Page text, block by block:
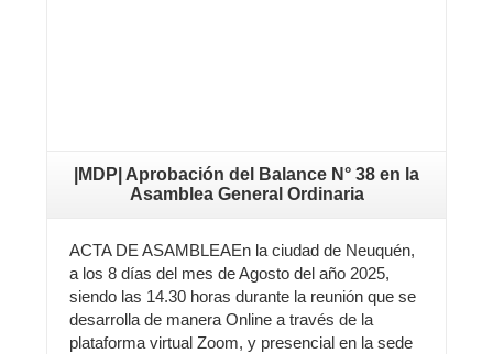
|MDP| Aprobación del Balance N° 38 en la
Asamblea General Ordinaria
ACTA DE ASAMBLEAEn la ciudad de Neuquén,
a los 8 días del mes de Agosto del año 2025,
siendo las 14.30 horas durante la reunión que se
desarrolla de manera Online a través de la
plataforma virtual Zoom, y presencial en la sede